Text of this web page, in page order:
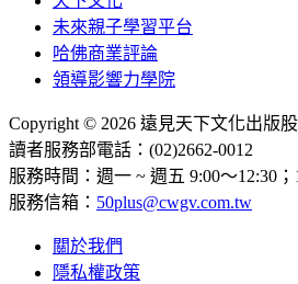
未來親子學習平台
哈佛商業評論
領導影響力學院
Copyright © 2026 遠見天下文化出版
讀者服務部電話：(02)2662-0012
服務時間：週一 ~ 週五 9:00～12:30；
服務信箱： 50plus@cwgv.com.tw
關於我們
隱私權政策